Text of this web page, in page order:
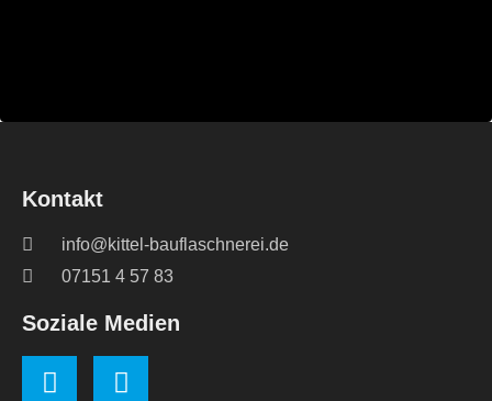
Kontakt
info@kittel-bauflaschnerei.de
07151 4 57 83
Soziale Medien